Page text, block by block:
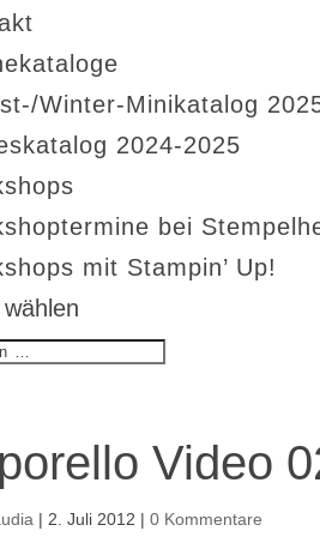
Winter-Minikatalog
2024-2025
bei
mit Stampin’ Up!
Video
| 2. Juli 2012 |0 Kommentare